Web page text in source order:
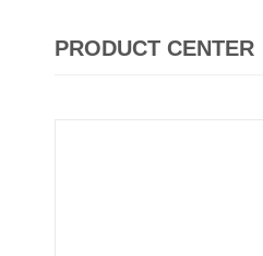
PRODUCT CENTER